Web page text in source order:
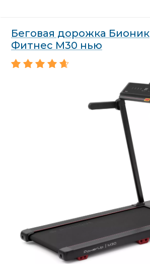
Беговая дорожка Бионик
Фитнес М30 нью